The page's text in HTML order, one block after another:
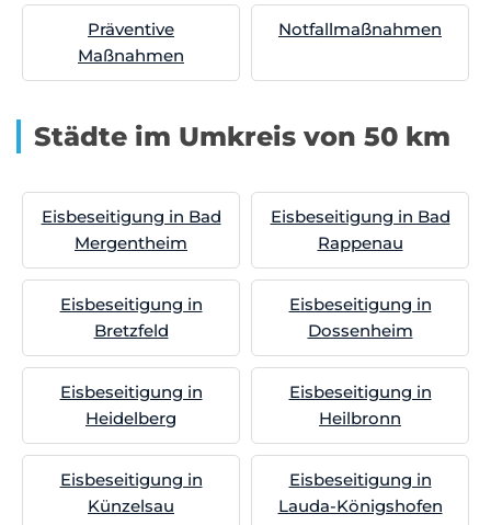
Präventive
Maßnahmen
Notfallmaßnahmen
Städte im Umkreis von 50 km
Eisbeseitigung in Bad
Mergentheim
Eisbeseitigung in Bad
Rappenau
Eisbeseitigung in
Bretzfeld
Eisbeseitigung in
Dossenheim
Eisbeseitigung in
Heidelberg
Eisbeseitigung in
Heilbronn
Eisbeseitigung in
Künzelsau
Eisbeseitigung in
Lauda-Königshofen